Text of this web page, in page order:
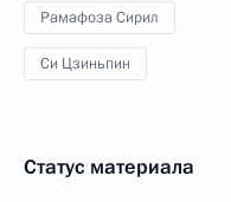
Рамафоза Сирил
Си Цзиньпин
Статус материала